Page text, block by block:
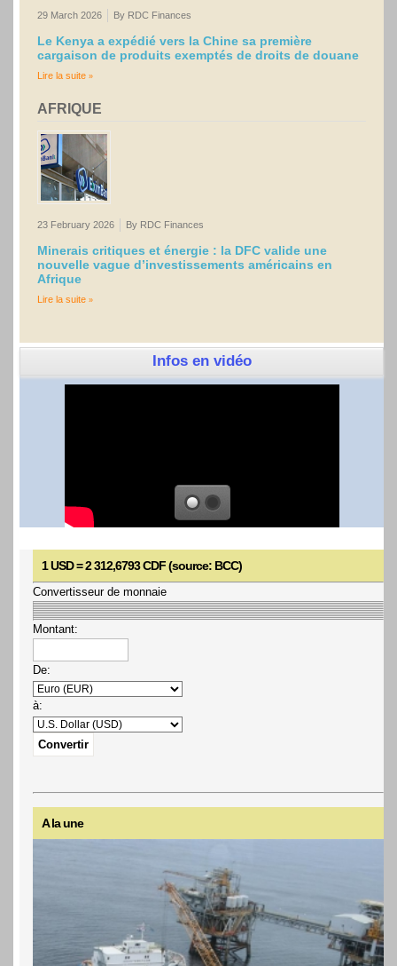
29 March 2026 By RDC Finances
Le Kenya a expédié vers la Chine sa première
cargaison de produits exemptés de droits de douane
Lire la suite
AFRIQUE
23 February 2026 By RDC Finances
Minerais critiques et énergie : la DFC valide une
nouvelle vague d’investissements américains en
Afrique
Lire la suite
Infos en vidéo
1 USD = 2 312,6793 CDF (source: BCC)
Convertisseur de monnaie
Montant:
De:
à:
A la une